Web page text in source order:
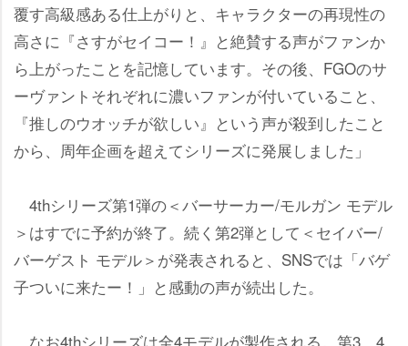
覆す高級感ある仕上がりと、キャラクターの再現性の
高さに『さすがセイコー！』と絶賛する声がファンか
ら上がったことを記憶しています。その後、FGOのサ
ーヴァントそれぞれに濃いファンが付いていること、
『推しのウオッチが欲しい』という声が殺到したこと
から、周年企画を超えてシリーズに発展しました」
4thシリーズ第1弾の＜バーサーカー/モルガン モデル
＞はすでに予約が終了。続く第2弾として＜セイバー/
バーゲスト モデル＞が発表されると、SNSでは「バゲ
子ついに来たー！」と感動の声が続出した。
なお4thシリーズは全4モデルが製作される。第3、4